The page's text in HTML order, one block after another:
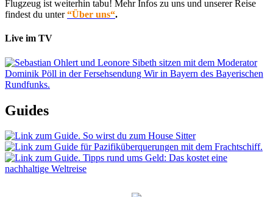
Flugzeug ist weiterhin tabu! Mehr Infos zu uns und unserer Reise
findest du unter“Über uns“.
Live im TV
Guides